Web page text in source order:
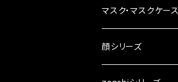
マスク・マスクケース
マスクチャーム
顔シリーズ